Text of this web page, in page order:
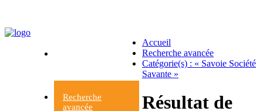
Recherche
avancée
Accueil
Recherche avancée
Catégorie(s) : « Savoie Société
Savante »
Résultat de